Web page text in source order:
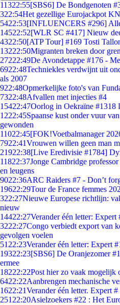
11322:55[SBS6] De Bondgenoten
322:54Het gezellige Eurojackpot
5422:53[INFLUENCERS #296]
14522:52[WLR SC #417] Nieuw
4322:50[ATP Tour] #169 Tosti
13222:50Migranten breken door
27222:49De Avondetappe #176 -
6922:48Techniekles verdwijnt uit
als 2007
922:48Opmerkelijke foto's van
7322:48Afvallen met injecties #4
15422:47Oorlog in Oekraïne #1318
1222:45Spaanse kust onder vuur
gewonden
11022:45[FOK!Voetbalmanager
7922:41Vrouwen willen geen man
21922:38[Live Eredivisie #1784]
11822:37Jonge Cambridge
en leugens
9022:36ARC Raiders #7 - Don’t
19622:29Tour de France femmes
322:27Nieuwe Europese richtlijn:
nieuw
14422:27Verander één letter: Expert
3222:27Congo verbiedt export van
gevolgen voelen
51 22:23Verander één letter: Expert
19322:23[SBS6] De Oranjezomer
ermee
18222:22Post hier zo vaak mogelijk
6422:22Aanbrengen mechanische
1622:21Verander één letter. Expert
251 22:20Asielzoekers #22 : Het